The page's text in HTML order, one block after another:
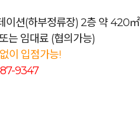
이션(하부정류장) 2층 약 420㎡
는 임대료 (협의가능)
이 입점가능!
9347